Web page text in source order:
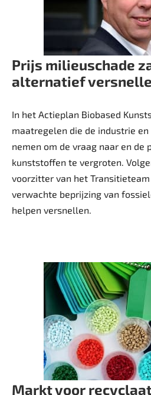
Prijs milieuschade
alternatief
In het Actieplan Biobased
maatregelen die de industrie en
nemen om de vraag naar en de
kunststoffen te vergroten.
voorzitter van het
verwachte beprijzing van
helpen versnellen.
Markt voor